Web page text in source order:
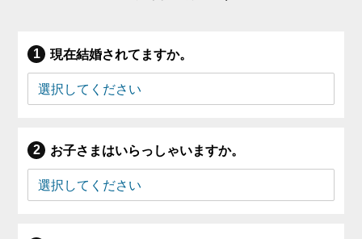
現在結婚されてますか。
お子さまはいらっしゃいますか。